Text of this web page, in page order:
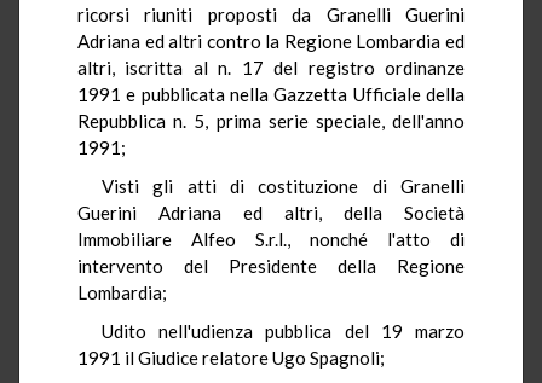
ricorsi riuniti proposti da Granelli Guerini
Adriana ed altri contro la Regione Lombardia ed
altri, iscritta al n. 17 del registro ordinanze
1991 e pubblicata nella Gazzetta Ufficiale della
Repubblica n. 5, prima serie speciale, dell'anno
1991;
Visti gli atti di costituzione di Granelli
Guerini Adriana ed altri, della Società
Immobiliare Alfeo S.r.l., nonché l'atto di
intervento del Presidente della Regione
Lombardia;
Udito nell'udienza pubblica del 19 marzo
1991 il Giudice relatore Ugo Spagnoli;